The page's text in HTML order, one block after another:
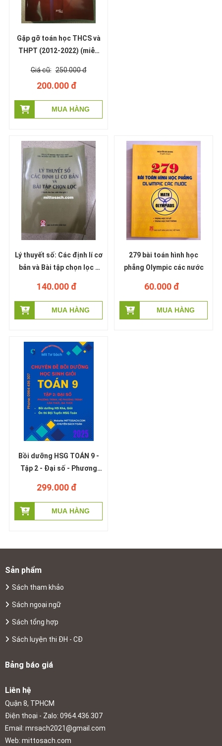
Gặp gỡ toán học THCS và
THPT (2012-2022) (miễn
250.000 đ
200.000 đ
Lý thuyết số: Các định lí cơ
bản và Bài tập chọn lọc -
Nguyễn Văn Nho - Trần
140.000 đ
279 bài toán hình học
phẳng Olympic các nước
60.000 đ
Bồi dưỡng HSG TOÁN 9 -
Tập 2 - Đại số - Phương
thức (miễn phí giao hàng)
299.000 đ
Sản phẩm
Sách tham khảo
Sách ngoại ngữ
Sách tổng hợp
Sách luyện thi ĐH - CĐ
Bảng báo giá
Liên hệ
Quận 8, TPHCM
Điện thoại - Zalo: 0964.436.307
Email: mrsach2021@gmail.com
Web: mittosach.com